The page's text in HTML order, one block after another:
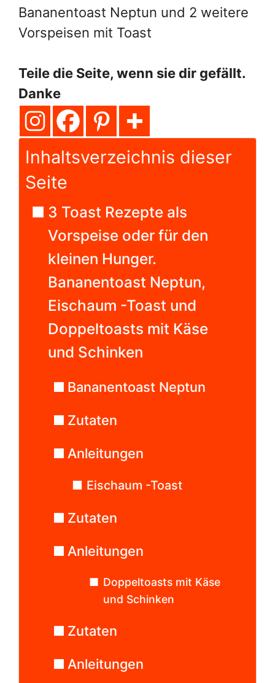
Bananentoast Neptun und 2 weitere
Vorspeisen mit Toast
Teile die Seite, wenn sie dir gefällt.
Danke
Inhaltsverzeichnis dieser
Seite
3 Toast Rezepte als
Vorspeise oder für den
kleinen Hunger.
Bananentoast Neptun,
Eischaum -Toast und
Doppeltoasts mit Käse
und Schinken
Bananentoast Neptun
Zutaten
Anleitungen
Eischaum -Toast
Zutaten
Anleitungen
Doppeltoasts mit Käse
und Schinken
Zutaten
Anleitungen